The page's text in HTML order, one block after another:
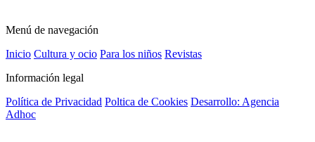
Menú de navegación
Inicio Cultura y ocio Para los niños Revistas
Información legal
Política de Privacidad Poltica de Cookies Desarrollo: Agencia
Adhoc